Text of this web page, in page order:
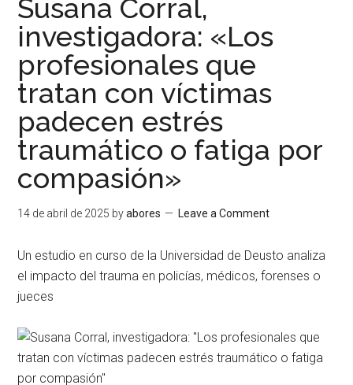
Susana Corral,
investigadora: «Los
profesionales que
tratan con víctimas
padecen estrés
traumático o fatiga por
compasión»
14 de abril de 2025 byabores Leave a Comment
Un estudio en curso de la Universidad de Deusto analiza
el impacto del trauma en policías, médicos, forenses o
jueces